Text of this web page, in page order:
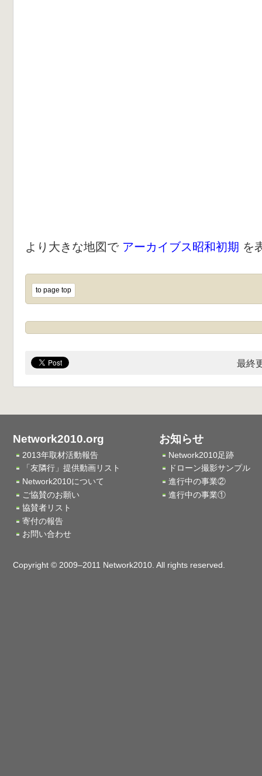
より大きな地図で アーカイブス昭和初期 を
to page top
最終
Network2010.org
2013年取材活動報告
「友隣行」提供動画リスト
Network2010について
ご協賛のお願い
協賛者リスト
寄付の報告
お問い合わせ
お知らせ
Network2010足跡
ドローン撮影サンプル
進行中の事業②
進行中の事業①
Copyright © 2009–2011 Network2010. All rights reserved.